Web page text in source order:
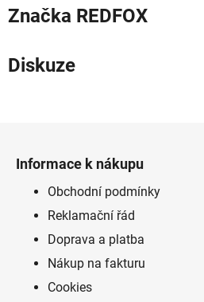
Značka REDFOX
Diskuze
Informace k nákupu
Obchodní podmínky
Reklamační řád
Doprava a platba
Nákup na fakturu
Cookies